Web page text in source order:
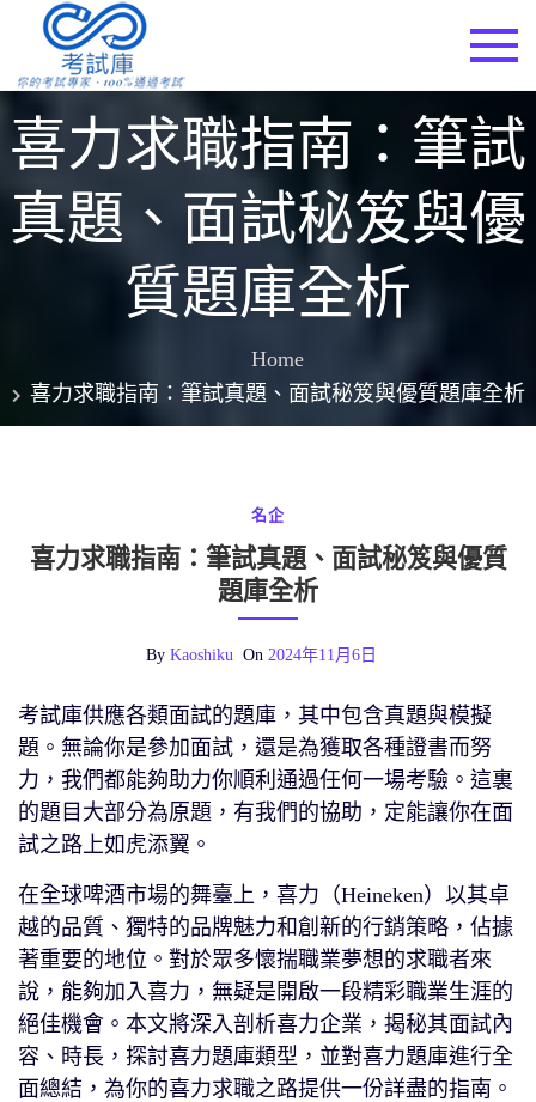
content
喜力求職指南：筆試
真題、面試秘笈與優
質題庫全析
Home
喜力求職指南：筆試真題、面試秘笈與優質題庫全析
名企
喜力求職指南：筆試真題、面試秘笈與優質
題庫全析
By Kaoshiku On 2024年11月6日
考試庫供應各類面試的題庫，其中包含真題與模擬
題。無論你是參加面試，還是為獲取各種證書而努
力，我們都能夠助力你順利通過任何一場考驗。這裏
的題目大部分為原題，有我們的協助，定能讓你在面
試之路上如虎添翼。
在全球啤酒市場的舞臺上，喜力（Heineken）以其卓
越的品質、獨特的品牌魅力和創新的行銷策略，佔據
著重要的地位。對於眾多懷揣職業夢想的求職者來
說，能夠加入喜力，無疑是開啟一段精彩職業生涯的
絕佳機會。本文將深入剖析喜力企業，揭秘其面試內
容、時長，探討喜力題庫類型，並對喜力題庫進行全
面總結，為你的喜力求職之路提供一份詳盡的指南。